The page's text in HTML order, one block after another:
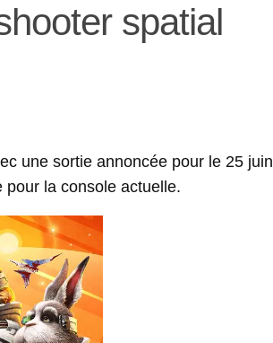
spatial
une sortie annoncée pour le 25 juin
pour la console actuelle.